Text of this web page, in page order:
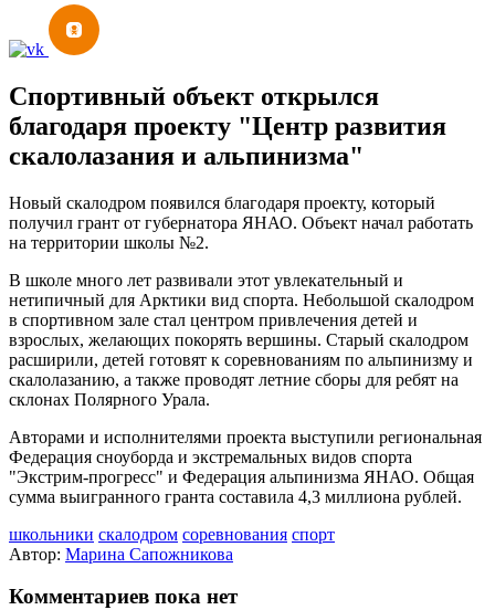
Спортивный объект открылся
благодаря проекту "Центр развития
скалолазания и альпинизма"
Новый скалодром появился благодаря проекту, который
получил грант от губернатора ЯНАО. Объект начал работать
на территории школы №2.
В школе много лет развивали этот увлекательный и
нетипичный для Арктики вид спорта. Небольшой скалодром
в спортивном зале стал центром привлечения детей и
взрослых, желающих покорять вершины. Старый скалодром
расширили, детей готовят к соревнованиям по альпинизму и
скалолазанию, а также проводят летние сборы для ребят на
склонах Полярного Урала.
Авторами и исполнителями проекта выступили региональная
Федерация сноуборда и экстремальных видов спорта
"Экстрим-прогресс" и Федерация альпинизма ЯНАО. Общая
сумма выигранного гранта составила 4,3 миллиона рублей.
школьники скалодром соревнования спорт
Автор: Марина Сапожникова
Комментариев пока нет